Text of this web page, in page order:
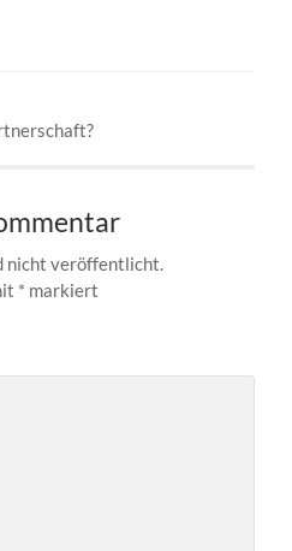
nicht veröffentlicht.
* markiert